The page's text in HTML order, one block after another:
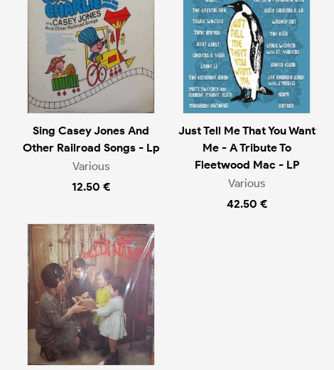
Sing Casey Jones And
Other Railroad Songs - Lp
Various
12.50 €
Just Tell Me That You Want
Me - A Tribute To
Fleetwood Mac - LP
Various
42.50 €